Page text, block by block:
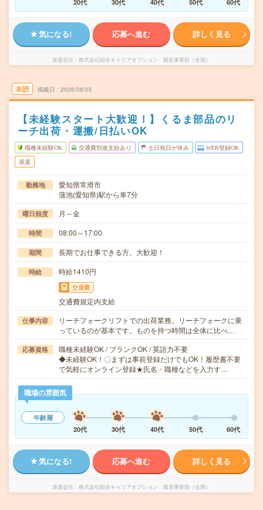
20代 30代 40代 50代 60代
気になる! 応募へ進む 詳しく見る
派遣会社 株式会社綜合キャリアオプション 製造事業部（全国）
未読 掲載日 2026/08/05
【未経験スタート大歓迎！】くるま部品のリ
ーチ出荷・運搬/日払いOK
職種未経験OK 交通費別途支給あり 土日祝日が休み WEB登録OK
派遣
勤務地
愛知県常滑市
蒲池(愛知県)駅から車7分
曜日頻度 月～金
時間 08:00～17:00
期間 長期でお仕事できる方、大歓迎！
時給 時給1410円
交通費
交通費規定内支給
仕事内容
リーチフォークリフトでの出荷業務。リーチフォークに乗
っているのが基本です。ものを持つ時間は全体に比べ…
応募資格
職種未経験OK / ブランクOK / 英語力不要
◆未経験OK！〇まずは事前登録だけでもOK！履歴書不要
で気軽にオンライン登録★氏名・職種などを入力す…
職場の雰囲気
年齢層
20代
30代 40代 50代 60代
気になる! 応募へ進む 詳しく見る
派遣会社 株式会社綜合キャリアオプション 製造事業部（全国）